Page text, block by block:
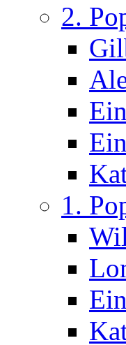
2.
1.